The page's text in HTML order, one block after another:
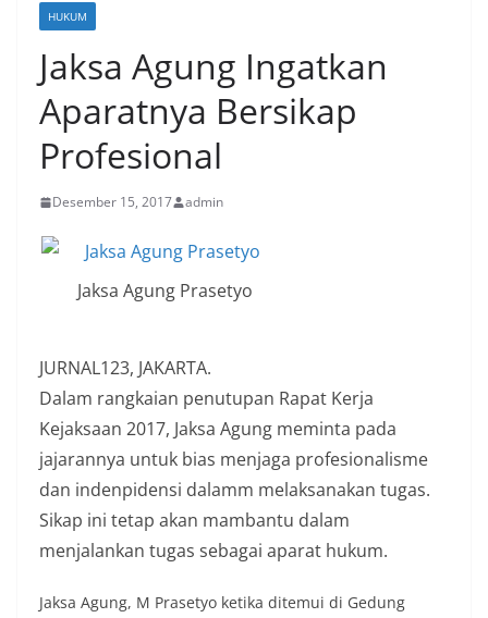
HUKUM
Jaksa Agung Ingatkan
Aparatnya Bersikap
Profesional
Desember 15, 2017 admin
Jaksa Agung Prasetyo
JURNAL123, JAKARTA.
Dalam rangkaian penutupan Rapat Kerja
Kejaksaan 2017, Jaksa Agung meminta pada
jajarannya untuk bias menjaga profesionalisme
dan indenpidensi dalamm melaksanakan tugas.
Sikap ini tetap akan mambantu dalam
menjalankan tugas sebagai aparat hukum.
Jaksa Agung, M Prasetyo ketika ditemui di Gedung